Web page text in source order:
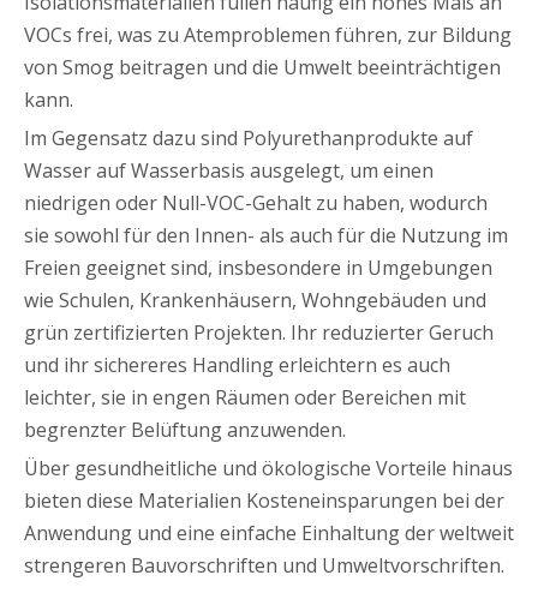
VOCs frei, was zu Atemproblemen führen, zur Bildung
von Smog beitragen und die Umwelt beeinträchtigen
kann.
Im Gegensatz dazu sind Polyurethanprodukte auf
Wasser auf Wasserbasis ausgelegt, um einen
niedrigen oder Null-VOC-Gehalt zu haben, wodurch
sie sowohl für den Innen- als auch für die Nutzung im
Freien geeignet sind, insbesondere in Umgebungen
wie Schulen, Krankenhäusern, Wohngebäuden und
grün zertifizierten Projekten. Ihr reduzierter Geruch
und ihr sichereres Handling erleichtern es auch
leichter, sie in engen Räumen oder Bereichen mit
begrenzter Belüftung anzuwenden.
Über gesundheitliche und ökologische Vorteile hinaus
bieten diese Materialien Kosteneinsparungen bei der
Anwendung und eine einfache Einhaltung der weltweit
strengeren Bauvorschriften und Umweltvorschriften.